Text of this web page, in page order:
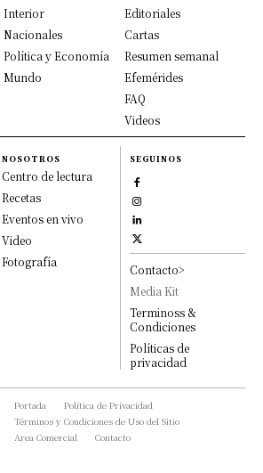
Interior
Nacionales
Política y Economía
Mundo
Editoriales
Cartas
Resumen semanal
Efemérides
FAQ
Videos
NOSOTROS
Centro de lectura
Recetas
Eventos en vivo
Video
Fotografía
SEGUINOS
Contacto>
Media Kit
Terminoss &
Condiciones
Políticas de
privacidad
Portada
Política de Privacidad
Términos y Condiciones de Uso del Sitio
Area Comercial
Contacto